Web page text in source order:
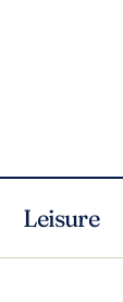
Leisure